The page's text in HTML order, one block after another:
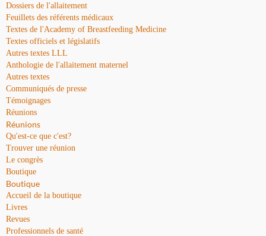
Dossiers de l'allaitement
Feuillets des référents médicaux
Textes de l'Academy of Breastfeeding Medicine
Textes officiels et législatifs
Autres textes LLL
Anthologie de l'allaitement maternel
Autres textes
Communiqués de presse
Témoignages
Réunions
Réunions
Qu'est-ce que c'est?
Trouver une réunion
Le congrès
Boutique
Boutique
Accueil de la boutique
Livres
Revues
Professionnels de santé